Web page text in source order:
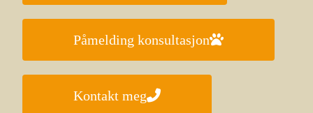
Påmelding konsultasjon
Kontakt meg